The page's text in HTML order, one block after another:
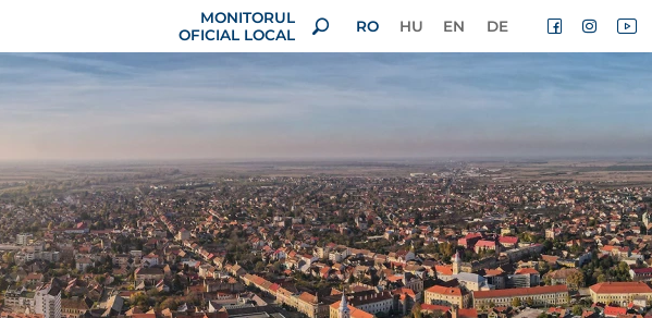
MONITORUL
OFICIAL LOCAL
RO HU EN DE